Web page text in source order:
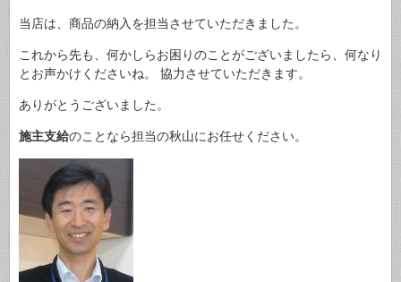
当店は、商品の納入を担当させていただきました。
これから先も、何かしらお困りのことがございましたら、何なり
とお声かけくださいね。 協力させていただきます。
ありがとうございました。
施主支給のことなら担当の秋山にお任せください。